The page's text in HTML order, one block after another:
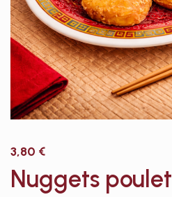
3,80 €
Nuggets poulet